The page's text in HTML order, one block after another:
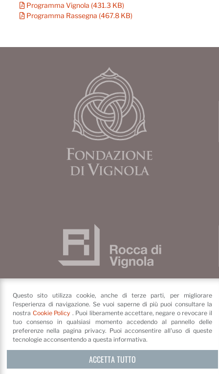
Programma Vignola (431.3 KB)
Programma Rassegna (467.8 KB)
Fondazione di Vignola
Piazza dei Contrari, 4
41058
Vignola(MO)
Fondazione di Vignola
Questo sito utilizza cookie, anche di terze parti, per migliorare
l'esperienza di navigazione. Se vuoi saperne di più puoi consultare la
nostra Cookie Policy . Puoi liberamente accettare, negare o revocare il
tuo consenso in qualsiasi momento accedendo al pannello delle
preferenze nella pagina privacy. Puoi acconsentire all'uso di queste
tecnologie acconsentendo a questa informativa.
ACCETTA TUTTO